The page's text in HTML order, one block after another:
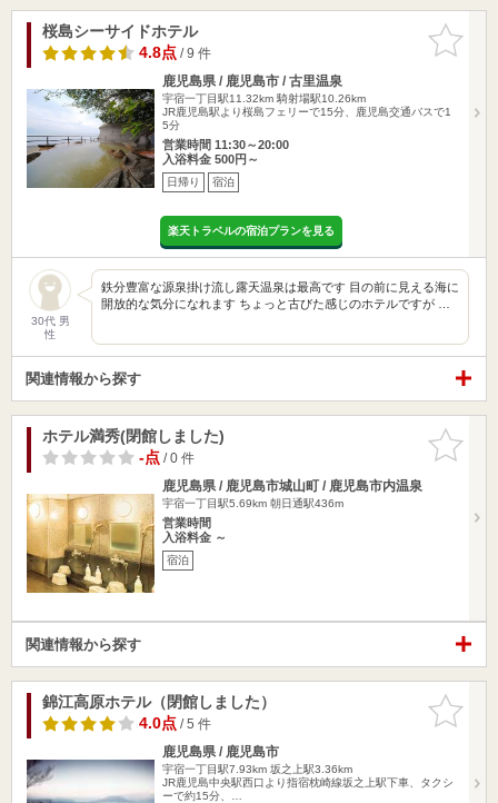
お気に入
りに追加
桜島シーサイドホテル
4.8点/ 9 件
鹿児島県 / 鹿児島市 / 古里温泉
宇宿一丁目駅11.32km 騎射場駅10.26km
JR鹿児島駅より桜島フェリーで15分、鹿児島交通バスで1
5分
営業時間 11:30～20:00
入浴料金 500円～
日帰り 宿泊
楽天トラベルの宿泊プランを見る
30代 男
性
鉄分豊富な源泉掛け流し露天温泉は最高です 目の前に見える海に
開放的な気分になれます ちょっと古びた感じのホテルですが …
関連情報から探す
お気に入
りに追加
ホテル満秀(閉館しました)
-点/ 0 件
鹿児島県 / 鹿児島市城山町 / 鹿児島市内温泉
宇宿一丁目駅5.69km 朝日通駅436m
営業時間
入浴料金 ～
宿泊
関連情報から探す
お気に入
りに追加
錦江高原ホテル（閉館しました）
4.0点/ 5 件
鹿児島県 / 鹿児島市
宇宿一丁目駅7.93km 坂之上駅3.36km
JR鹿児島中央駅西口より指宿枕崎線坂之上駅下車、タクシ
ーで約15分、…